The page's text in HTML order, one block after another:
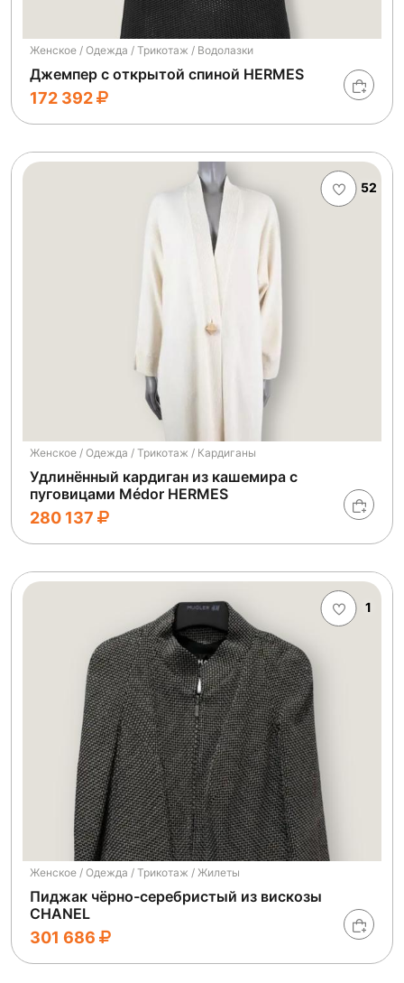
Женское / Одежда / Трикотаж / Водолазки
Джемпер с открытой спиной HERMES
172 392
52
Женское / Одежда / Трикотаж / Кардиганы
Удлинённый кардиган из кашемира с
пуговицами Médor HERMES
280 137
1
Женское / Одежда / Трикотаж / Жилеты
Пиджак чёрно-серебристый из вискозы
CHANEL
301 686